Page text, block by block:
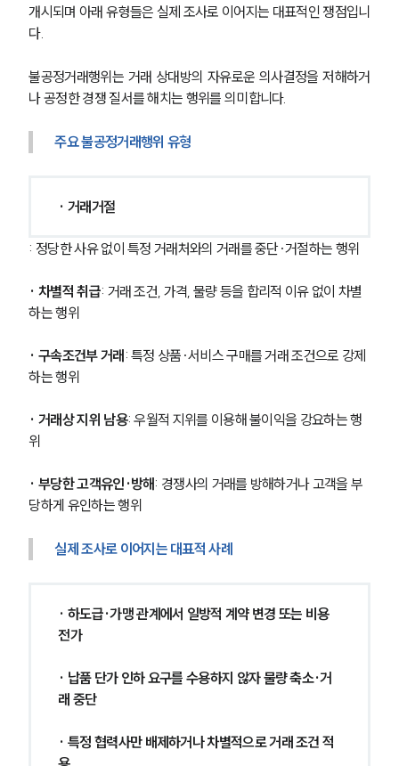
개시되며 아래 유형들은 실제 조사로 이어지는 대표적인 쟁점입니
다.
불공정거래행위는 거래 상대방의 자유로운 의사결정을 저해하거
나 공정한 경쟁 질서를 해치는 행위를 의미합니다.
주요 불공정거래행위 유형
· 거래거절
: 정당한 사유 없이 특정 거래처와의 거래를 중단·거절하는 행위
· 차별적 취급: 거래 조건, 가격, 물량 등을 합리적 이유 없이 차별
하는 행위
· 구속조건부 거래: 특정 상품·서비스 구매를 거래 조건으로 강제
하는 행위
· 거래상 지위 남용: 우월적 지위를 이용해 불이익을 강요하는 행
위
· 부당한 고객유인·방해: 경쟁사의 거래를 방해하거나 고객을 부
당하게 유인하는 행위
실제 조사로 이어지는 대표적 사례
· 하도급·가맹 관계에서 일방적 계약 변경 또는 비용
전가
· 납품 단가 인하 요구를 수용하지 않자 물량 축소·거
래 중단
· 특정 협력사만 배제하거나 차별적으로 거래 조건 적